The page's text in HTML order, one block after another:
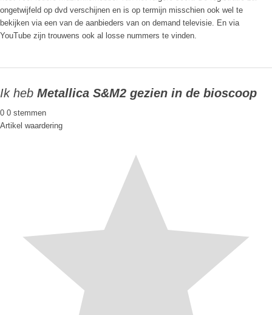
ongetwijfeld op dvd verschijnen en is op termijn misschien ook wel te
bekijken via een van de aanbieders van on demand televisie. En via
YouTube zijn trouwens ook al losse nummers te vinden.
Ik heb Metallica S&M2 gezien in de bioscoop
0 0 stemmen
Artikel waardering